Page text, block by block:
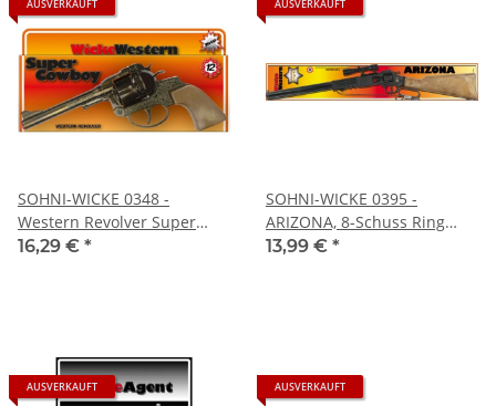
AUSVERKAUFT
SOHNI-WICKE 0348 -
Western Revolver Super
Cowboy, 12 Schuss Ring
16,29 € *
AUSVERKAUFT
SOHNI-WICKE 0395 -
ARIZONA, 8-Schuss Ring
Gewehr
13,99 € *
AUSVERKAUFT AUSVERKAUFT